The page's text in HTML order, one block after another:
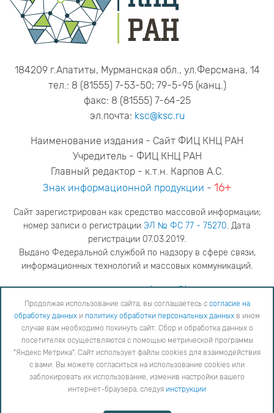
184209 г.Апатиты, Мурманская обл., ул.Ферсмана, 14
тел.: 8 (81555) 7-53-50; 79-5-95 (канц.)
факс: 8 (81555) 7-64-25
эл.почта: ksc@ksc.ru
Наименование издания - Сайт ФИЦ КНЦ РАН
Учредитель - ФИЦ КНЦ РАН
Главный редактор - к.т.н. Карпов А.С.
Знак информационной продукции - 16+
Сайт зарегистрирован как средство массовой информации;
номер записи о регистрации ЭЛ № ФС 77 - 75270. Дата
регистрации 07.03.2019.
Выдано Федеральной службой по надзору в сфере связи,
информационных технологий и массовых коммуникаций.
адрес редакцииya.stogova@ksc.ru
телефон редакции81555-79-516
Продолжая использование сайта, вы соглашаетесь с согласие на обработку данных
обработки персональных данных
в ином случае вам необходимо покинуть сайт. Сбор и обработка
данных о посетителях осуществляются с помощью метрической программы "Яндекс Метрика".
Сайт использует файлы cookies для взаимодействия с вами. Вы можете согласиться на
использование cookies или заблокировать их использование, изменив настройки вашего интернет-
Продолжая использование сайта, вы соглашаетесь с согласие на
обработку данных и политику обработки персональных данных в ином
случае вам необходимо покинуть сайт. Сбор и обработка данных о
посетителях осуществляются с помощью метрической программы
"Яндекс Метрика". Сайт использует файлы cookies для взаимодействия
с вами. Вы можете согласиться на использование cookies или
заблокировать их использование, изменив настройки вашего
интернет-браузера, следуя инструкции